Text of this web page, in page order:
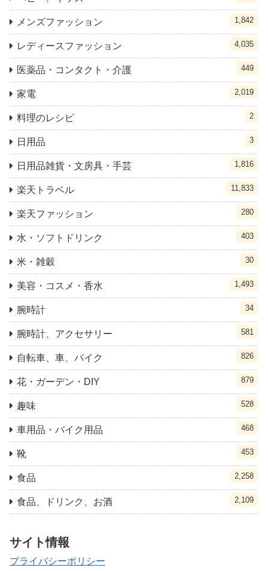
メンズファッション 1,842
レディースファッション 4,035
医薬品・コンタクト・介護 449
家電 2,019
料理のレシピ 2
日用品 3
日用品雑貨・文房具・手芸 1,816
楽天トラベル 11,833
楽天ファッション 280
水・ソフトドリンク 403
米・雑穀 30
美容・コスメ・香水 1,493
腕時計 34
腕時計、アクセサリー 581
自転車、車、バイク 826
花・ガーデン・DIY 879
趣味 528
車用品・バイク用品 468
靴 453
食品 2,258
食品、ドリンク、お酒 2,109
サイト情報
プライバシーポリシー